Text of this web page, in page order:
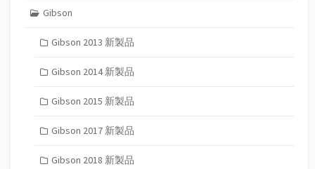
Gibson
Gibson 2013 新製品
Gibson 2014 新製品
Gibson 2015 新製品
Gibson 2017 新製品
Gibson 2018 新製品